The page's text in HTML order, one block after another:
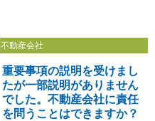
不動産会社
重要事項の説明を受けまし
たが一部説明がありません
でした。不動産会社に責任
を問うことはできますか？